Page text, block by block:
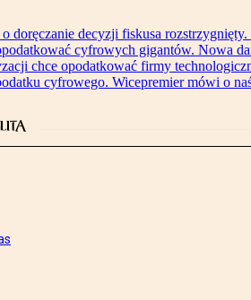
doręczanie decyzji fiskusa
cyfrowych gigantów. Nowa
chce opodatkować firmy
cyfrowego. Wicepremier mówi o